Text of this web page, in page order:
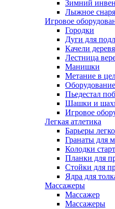
Зимний
Лыжное
Игровое
Городки
Дуги для
Качели
Лестница
Манишки
Метание в
Пьедестал
Шашки и
Игровое
Легкая атлетика
Барьеры
Гранаты для
Колодки
Планки для
Стойки для
Ядра для
Массажеры
Массажер
Массажеры